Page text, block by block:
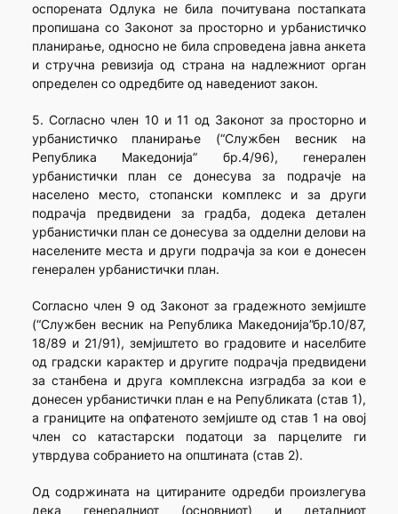
оспорената Одлука не била почитувана постапката
пропишана со Законот за просторно и урбанистичко
планирање, односно не била спроведена јавна анкета
и стручна ревизија од страна на надлежниот орган
определен со одредбите од наведениот закон.
5. Согласно член 10 и 11 од Законот за просторно и
урбанистичко планирање (“Службен весник на
Република Македонија” бр.4/96), генерален
урбанистички план се донесува за подрачје на
населено место, стопански комплекс и за други
подрачја предвидени за градба, додека детален
урбанистички план се донесува за одделни делови на
населените места и други подрачја за кои е донесен
генерален урбанистички план.
Согласно член 9 од Законот за градежното земјиште
(“Службен весник на Република Македонија”бр.10/87,
18/89 и 21/91), земјиштето во градовите и населбите
од градски карактер и другите подрачја предвидени
за станбена и друга комплексна изградба за кои е
донесен урбанистички план е на Републиката (став 1),
а границите на опфатеното земјиште од став 1 на овој
член со катастарски податоци за парцелите ги
утврдува собранието на општината (став 2).
Од содржината на цитираните одредби произлегува
дека генералниот (основниот) и деталниот